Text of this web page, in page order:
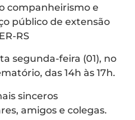
companheirismo e
público de extensão
RS
segunda-feira (01), no
das 14h às 17h.
sinceros
amigos e colegas.